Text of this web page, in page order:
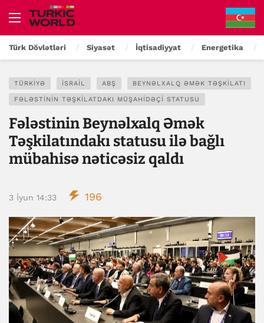
Türk Dövlətləri Siyasət İqtisadiyyat Energetika
TÜRKIYƏ İSRAIL ABŞ BEYNƏLXALQ ƏMƏK TƏŞKILATI
FƏLƏSTININ TƏŞKILATDAKI MÜŞAHIDƏÇI STATUSU
Fələstinin Beynəlxalq Əmək
Təşkilatındakı statusu ilə bağlı
mübahisə nəticəsiz qaldı
3 İyun 14:33 196